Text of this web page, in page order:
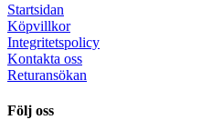
Startsidan
Köpvillkor
Integritetspolicy
Kontakta oss
Returansökan
Följ oss